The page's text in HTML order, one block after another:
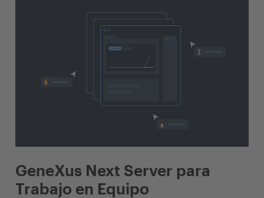
GeneXus Next Server para
Trabajo en Equipo